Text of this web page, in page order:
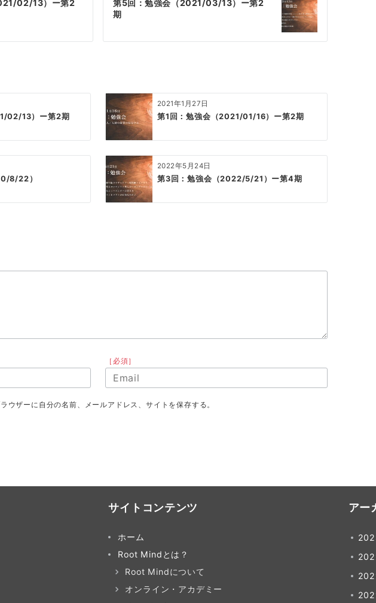
02/13）ー第2
第5回：勉強会（2021/03/13）ー第2
期
02/13）ー第2期
2021年1月27日
第1回：勉強会（2021/01/16）ー第2期
8/22）
2022年5月24日
第3回：勉強会（2022/5/21）ー第4期
［必須］
ウザーに自分の名前、メールアドレス、サイトを保存する。
サイトコンテンツ
ホーム
Root Mindとは？
Root Mindについて
オンライン・アカデミー
アー